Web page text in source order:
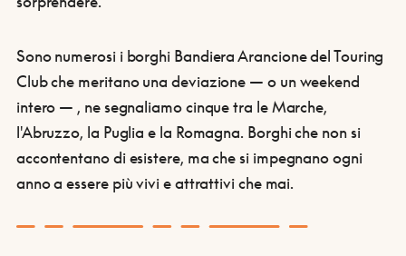
Sono numerosi i borghi Bandiera Arancione del Touring
Club che meritano una deviazione — o un weekend
intero — , ne segnaliamo cinque tra le Marche,
l'Abruzzo, la Puglia e la Romagna. Borghi che non si
accontentano di esistere, ma che si impegnano ogni
anno a essere più vivi e attrattivi che mai.